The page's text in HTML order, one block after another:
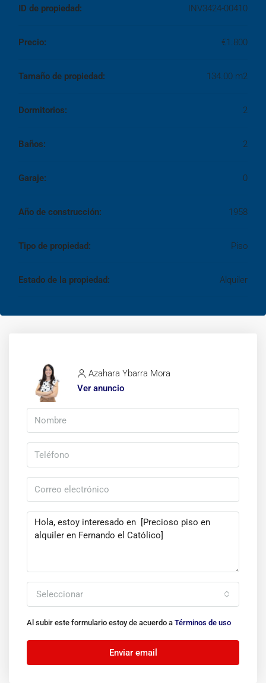
ID de propiedad: INV3424-00410
Precio: €1.800
Tamaño de propiedad: 134.00 m2
Dormitorios: 2
Baños: 2
Garaje: 0
Año de construcción: 1958
Tipo de propiedad: Piso
Estado de la propiedad: Alquiler
Azahara Ybarra Mora
Ver anuncio
Seleccionar
Al subir este formulario estoy de acuerdo a Términos de uso
Enviar email